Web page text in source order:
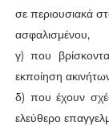
σε περιουσιακά
ασφαλισμένου,
γ) που
εκποίηση
δ) που έχουν
ελεύθερο